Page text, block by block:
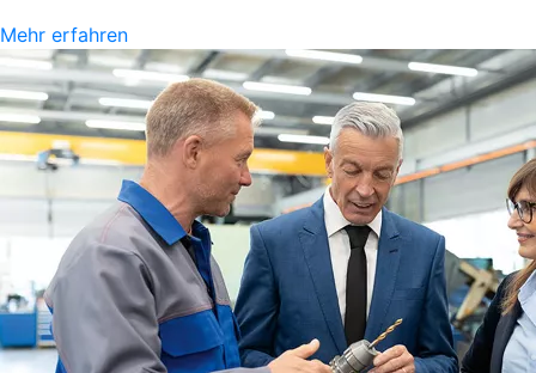
Mehr erfahren